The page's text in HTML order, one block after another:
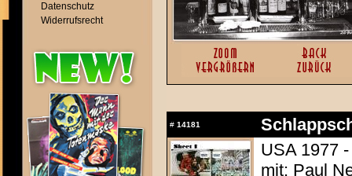
Datenschutz
Widerrufsrecht
# 14181
USA 1977
mit: Paul